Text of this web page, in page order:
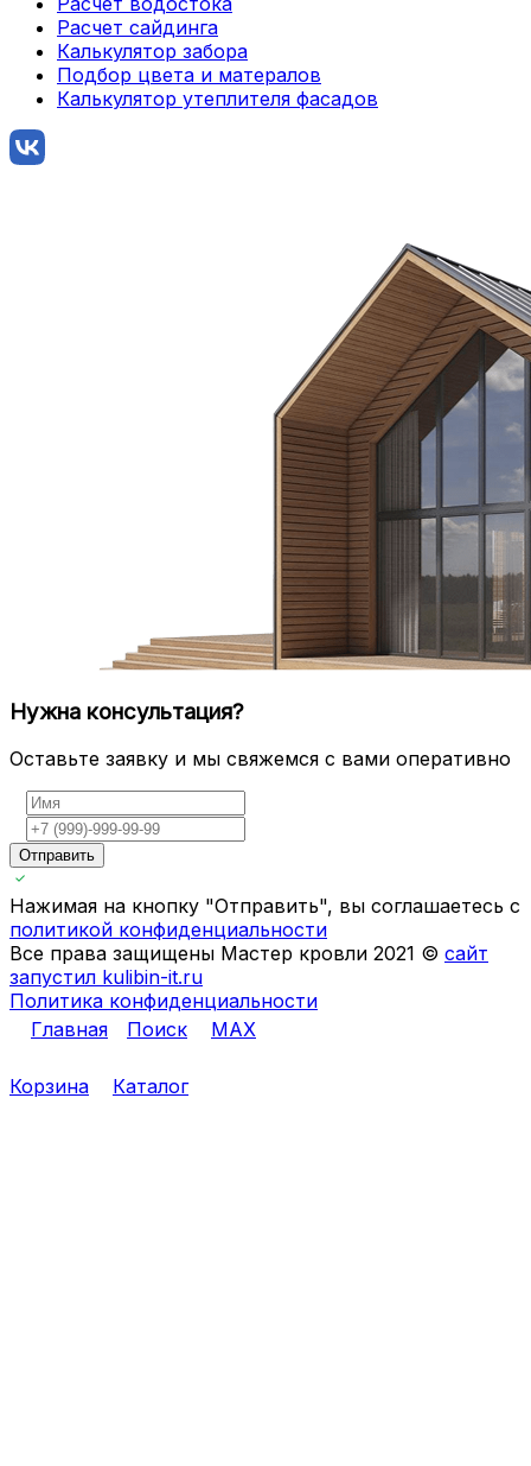
Расчет сайдинга
Калькулятор забора
Подбор цвета и матералов
Калькулятор утеплителя фасадов
Нужна консультация?
Оставьте заявку и мы свяжемся с вами оперативно
Отправить
Нажимая на кнопку "Отправить", вы соглашаетесь с
политикой конфиденциальности
Все права защищены Мастер кровли 2021 © сайт
запустил kulibin-it.ru
Политика конфиденциальности
Главная
Поиск MAX
Корзина Каталог